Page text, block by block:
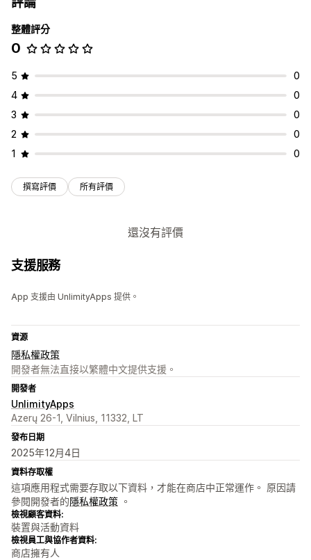
整體評分
0
5
0
4
0
3
0
2
0
1
0
撰寫評價 所有評價
還沒有評價
支援服務
App 支援由 UnlimityApps 提供。
資源
隱私權政策
開發者無法直接以繁體中文提供支援。
開發者
UnlimityApps
Azerų 26-1, Vilnius, 11332, LT
發布日期
2025年12月4日
資料存取權
這項應用程式需要存取以下資料，才能在商店中正常運作。 原因請
參閱開發者的隱私權政策 。
檢視顧客資料:
裝置與活動資料
檢視員工與協作者資料:
商店擁有人